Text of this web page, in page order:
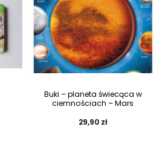
Buki – planeta świecąca w
ciemnościach – Mars
29,90 zł